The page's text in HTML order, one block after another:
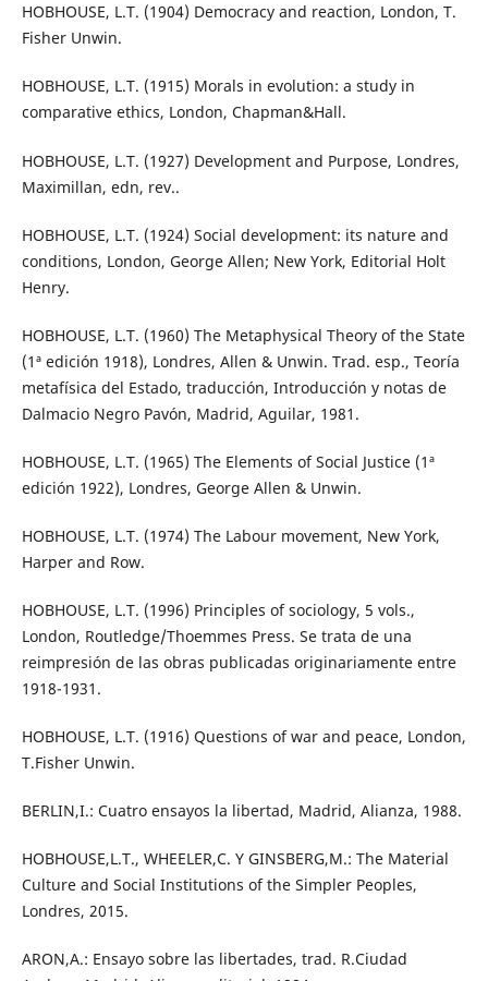
HOBHOUSE, L.T. (1904) Democracy and reaction, London, T.
Fisher Unwin.
HOBHOUSE, L.T. (1915) Morals in evolution: a study in
comparative ethics, London, Chapman&Hall.
HOBHOUSE, L.T. (1927) Development and Purpose, Londres,
Maximillan, edn, rev..
HOBHOUSE, L.T. (1924) Social development: its nature and
conditions, London, George Allen; New York, Editorial Holt
Henry.
HOBHOUSE, L.T. (1960) The Metaphysical Theory of the State
(1ª edición 1918), Londres, Allen & Unwin. Trad. esp., Teoría
metafísica del Estado, traducción, Introducción y notas de
Dalmacio Negro Pavón, Madrid, Aguilar, 1981.
HOBHOUSE, L.T. (1965) The Elements of Social Justice (1ª
edición 1922), Londres, George Allen & Unwin.
HOBHOUSE, L.T. (1974) The Labour movement, New York,
Harper and Row.
HOBHOUSE, L.T. (1996) Principles of sociology, 5 vols.,
London, Routledge/Thoemmes Press. Se trata de una
reimpresión de las obras publicadas originariamente entre
1918-1931.
HOBHOUSE, L.T. (1916) Questions of war and peace, London,
T.Fisher Unwin.
BERLIN,I.: Cuatro ensayos la libertad, Madrid, Alianza, 1988.
HOBHOUSE,L.T., WHEELER,C. Y GINSBERG,M.: The Material
Culture and Social Institutions of the Simpler Peoples,
Londres, 2015.
ARON,A.: Ensayo sobre las libertades, trad. R.Ciudad